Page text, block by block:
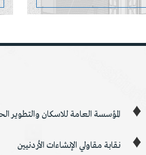
المؤسسة العامة للاسكان والتطوير
نقابة مقاولي الإنشاءات الأردنيين